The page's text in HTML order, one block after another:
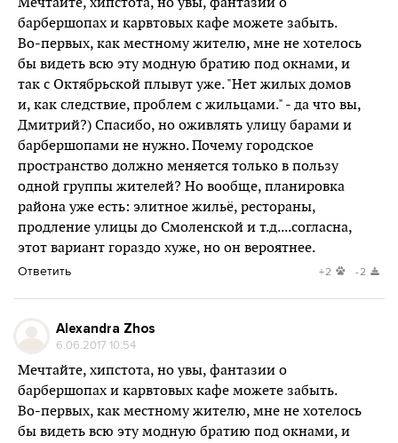
барбершопах и карвтовых кафе можете забыть.
Во-первых, как местному жителю, мне не хотелось
бы видеть всю эту модную братию под окнами, и
так с Октябрьской плывут уже. "Нет жилых домов
и, как следствие, проблем с жильцами." - да что вы,
Дмитрий?) Спасибо, но оживлять улицу барами и
барбершопами не нужно. Почему городское
пространство должно меняется только в пользу
одной группы жителей? Но вообще, планировка
района уже есть: элитное жильё, рестораны,
продление улицы до Смоленской и т.д....согласна,
этот вариант гораздо хуже, но он вероятнее.
Ответить +2 -2
Alexandra Zhos
6.06.2017 10:54
Мечтайте, хипстота, но увы, фантазии о
барбершопах и карвтовых кафе можете забыть.
Во-первых, как местному жителю, мне не хотелось
бы видеть всю эту модную братию под окнами, и